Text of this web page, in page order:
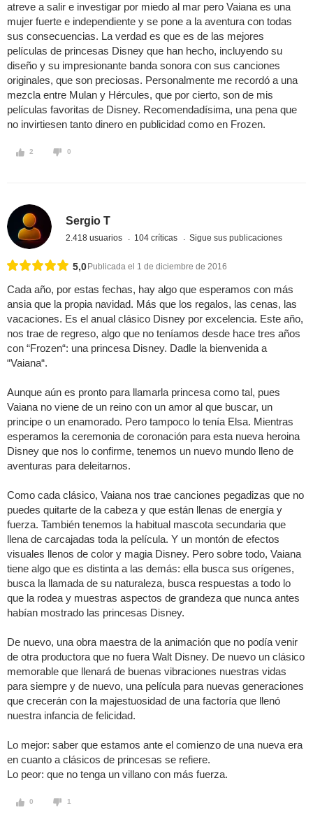
atreve a salir e investigar por miedo al mar pero Vaiana es una
mujer fuerte e independiente y se pone a la aventura con todas
sus consecuencias. La verdad es que es de las mejores
películas de princesas Disney que han hecho, incluyendo su
diseño y su impresionante banda sonora con sus canciones
originales, que son preciosas. Personalmente me recordó a una
mezcla entre Mulan y Hércules, que por cierto, son de mis
películas favoritas de Disney. Recomendadísima, una pena que
no invirtiesen tanto dinero en publicidad como en Frozen.
2 0
Sergio T
2.418 usuarios 104 críticas Sigue sus publicaciones
5,0 Publicada el 1 de diciembre de 2016
Cada año, por estas fechas, hay algo que esperamos con más
ansia que la propia navidad. Más que los regalos, las cenas, las
vacaciones. Es el anual clásico Disney por excelencia. Este año,
nos trae de regreso, algo que no teníamos desde hace tres años
con “Frozen“: una princesa Disney. Dadle la bienvenida a
“Vaiana“.
Aunque aún es pronto para llamarla princesa como tal, pues
Vaiana no viene de un reino con un amor al que buscar, un
principe o un enamorado. Pero tampoco lo tenía Elsa. Mientras
esperamos la ceremonia de coronación para esta nueva heroina
Disney que nos lo confirme, tenemos un nuevo mundo lleno de
aventuras para deleitarnos.
Como cada clásico, Vaiana nos trae canciones pegadizas que no
puedes quitarte de la cabeza y que están llenas de energía y
fuerza. También tenemos la habitual mascota secundaria que
llena de carcajadas toda la película. Y un montón de efectos
visuales llenos de color y magia Disney. Pero sobre todo, Vaiana
tiene algo que es distinta a las demás: ella busca sus orígenes,
busca la llamada de su naturaleza, busca respuestas a todo lo
que la rodea y muestras aspectos de grandeza que nunca antes
habían mostrado las princesas Disney.
De nuevo, una obra maestra de la animación que no podía venir
de otra productora que no fuera Walt Disney. De nuevo un clásico
memorable que llenará de buenas vibraciones nuestras vidas
para siempre y de nuevo, una película para nuevas generaciones
que crecerán con la majestuosidad de una factoría que llenó
nuestra infancia de felicidad.
Lo mejor: saber que estamos ante el comienzo de una nueva era
en cuanto a clásicos de princesas se refiere.
Lo peor: que no tenga un villano con más fuerza.
0 1